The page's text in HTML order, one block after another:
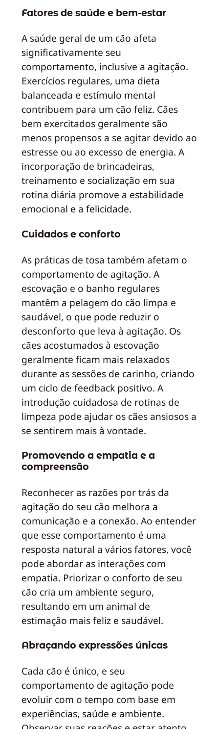
Fatores de saúde e bem-estar
A saúde geral de um cão afeta
significativamente seu
comportamento, inclusive a agitação.
Exercícios regulares, uma dieta
balanceada e estímulo mental
contribuem para um cão feliz. Cães
bem exercitados geralmente são
menos propensos a se agitar devido ao
estresse ou ao excesso de energia. A
incorporação de brincadeiras,
treinamento e socialização em sua
rotina diária promove a estabilidade
emocional e a felicidade.
Cuidados e conforto
As práticas de tosa também afetam o
comportamento de agitação. A
escovação e o banho regulares
mantêm a pelagem do cão limpa e
saudável, o que pode reduzir o
desconforto que leva à agitação. Os
cães acostumados à escovação
geralmente ficam mais relaxados
durante as sessões de carinho, criando
um ciclo de feedback positivo. A
introdução cuidadosa de rotinas de
limpeza pode ajudar os cães ansiosos a
se sentirem mais à vontade.
Promovendo a empatia e a
compreensão
Reconhecer as razões por trás da
agitação do seu cão melhora a
comunicação e a conexão. Ao entender
que esse comportamento é uma
resposta natural a vários fatores, você
pode abordar as interações com
empatia. Priorizar o conforto de seu
cão cria um ambiente seguro,
resultando em um animal de
estimação mais feliz e saudável.
Abraçando expressões únicas
Cada cão é único, e seu
comportamento de agitação pode
evoluir com o tempo com base em
experiências, saúde e ambiente.